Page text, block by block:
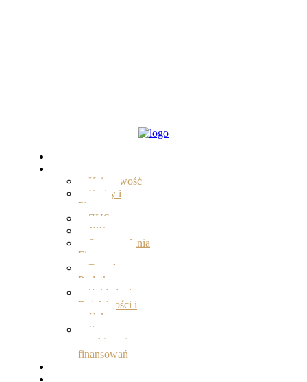
Księgowość
Kadry i
Płace
ZUS
JPK
Sprawozdania
Finansowe
Doradztwo
Podatkowe
Zakładanie
Działalności i
spółek
Pomoc w
uzyskiwaniu
finansowań